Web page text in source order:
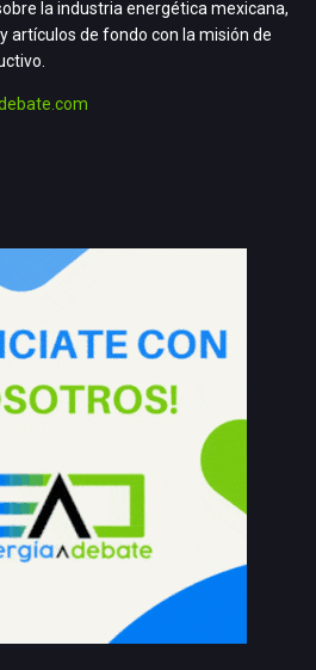
la industria energética mexicana,
artículos de fondo con la misión de